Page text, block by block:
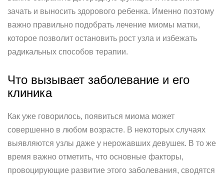
зачать и выносить здорового ребенка. Именно поэтому
важно правильно подобрать лечение миомы матки,
которое позволит остановить рост узла и избежать
радикальных способов терапии.
Что вызывает заболевание и его
клиника
Как уже говорилось, появиться миома может
совершенно в любом возрасте. В некоторых случаях
выявляются узлы даже у нерожавших девушек. В то же
время важно отметить, что основные факторы,
провоцирующие развитие этого заболевания, сводятся